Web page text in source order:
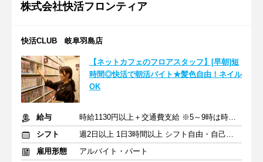
株式会社快活フロンティア
快活CLUB 岐阜羽島店
【ネットカフェのフロアスタッフ】[早朝]短
時間◎快活で朝活バイト★髪色自由！ネイル
OK
給与
時給1130円以上＋交通費支給 ※5～9時は時給1180円
シフト
週2日以上 1日3時間以上 シフト自由・自己申告
雇用形態
アルバイト・パート